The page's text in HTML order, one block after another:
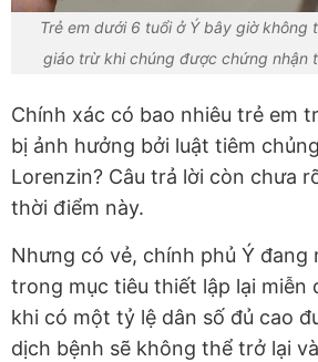
Trẻ em dưới 6 tuổi ở Ý bây giờ không
giáo trừ khi chúng được chứng nhận
Chính xác có bao nhiêu trẻ em
bị ảnh hưởng bởi luật tiêm
Lorenzin? Câu trả lời còn chưa
thời điểm này.
Nhưng có vẻ, chính phủ Ý đang
trong mục tiêu thiết lập lại miễn
khi có một tỷ lệ dân số đủ cao
dịch bệnh sẽ không thể trở lại